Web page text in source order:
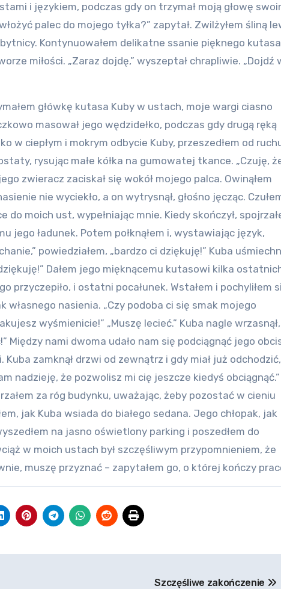
i językiem, podczas gdy on trzymał moją głowę
palec do mojego tyłka?” zapytał. Zwilżyłem śliną
Kontynuowałem delikatne ssanie pięknego kutasa
miłości. „Zaraz dojdę,” wyszeptał chrapliwie. „Dojdź
główkę kutasa Kuby w ustach, moje wargi ciasno
masował jego wędzidełko, podczas gdy drugą ręką
w ciepłym i mokrym odbycie Kuby, przeszedłem od
rysując małe kółka na gumowatej tkance. „Czuję,
zwieracz zaciskał się wokół mojego palca. Owinąłem
nie wyciekło, a on wytrysnął, głośno jęcząc.
moich ust, wypełniając mnie. Kiedy skończył,
jego ładunek. Potem połknąłem i, wystawiając język,
powiedziałem, „bardzo ci dziękuję!” Kuba
Dałem jego mięknącemu kutasowi kilka
przyczepiło, i ostatni pocałunek. Wstałem i pochyliłem
nasienia. „Czy podoba ci się smak mojego
wyśmienicie!” „Muszę lecieć.” Kuba nagle wrzasnął,
Między nami dwoma udało nam się podciągnąć jego
Kuba zamknął drzwi od zewnątrz i gdy miał już odchodzić,
nadzieję, że pozwolisz mi cię jeszcze kiedyś obciągnąć.”
za róg budynku, uważając, żeby pozostać w cieniu
jak Kuba wsiada do białego sedana. Jego chłopak, jak
na jasno oświetlony parking i poszedłem do
w moich ustach był szczęśliwym przypomnieniem, że
muszę przyznać – zapytałem go, o której kończy
Szczęśliwe zakończenie